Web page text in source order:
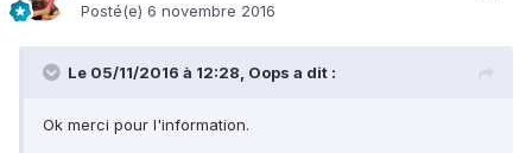
Posté(e) 6 novembre 2016
Le 05/11/2016 à 12:28, Oops a dit :
Ok merci pour l'information.